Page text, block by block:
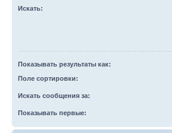
Искать:
Показывать результаты как:
Поле сортировки:
Искать сообщения за:
Показывать первые: